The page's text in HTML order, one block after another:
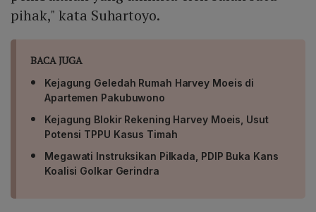
pihak," kata Suhartoyo.
BACA JUGA
Kejagung Geledah Rumah Harvey Moeis di
Apartemen Pakubuwono
Kejagung Blokir Rekening Harvey Moeis, Usut
Potensi TPPU Kasus Timah
Megawati Instruksikan Pilkada, PDIP Buka Kans
Koalisi Golkar Gerindra